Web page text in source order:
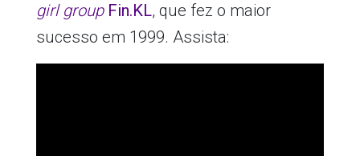
girl group Fin.KL, que fez o maior
sucesso em 1999. Assista: